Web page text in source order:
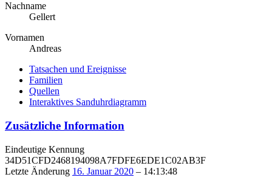
Nachname
Gellert
Vornamen
Andreas
Tatsachen und Ereignisse
Familien
Quellen
Interaktives Sanduhrdiagramm
Zusätzliche Information
Eindeutige Kennung
34D51CFD2468194098A7FDFE6EDE1C02AB3F
Letzte Änderung 16. Januar 2020 – 14:13:48